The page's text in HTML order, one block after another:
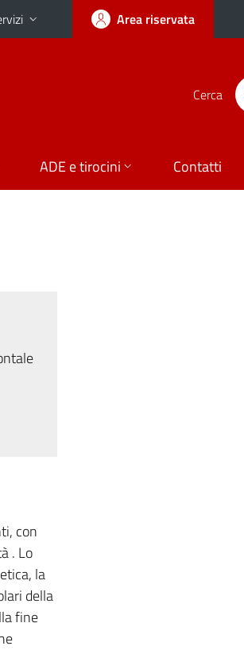
Area riservata
Cerca
ADE e tirocini Contatti
con
. Lo
la
della
fine